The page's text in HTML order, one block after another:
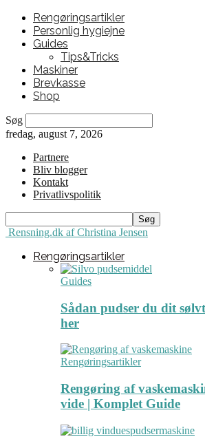
Rengøringsartikler
Personlig hygiejne
Guides
Tips&Tricks
Maskiner
Brevkasse
Shop
Søg
fredag, august 7, 2026
Partnere
Bliv blogger
Kontakt
Privatlivspolitik
Rensning.dk af Christina Jensen
Rengøringsartikler
Guides
Sådan pudser du dit
her
Rengøringsartikler
Rengøring af
vide | Komplet Guide